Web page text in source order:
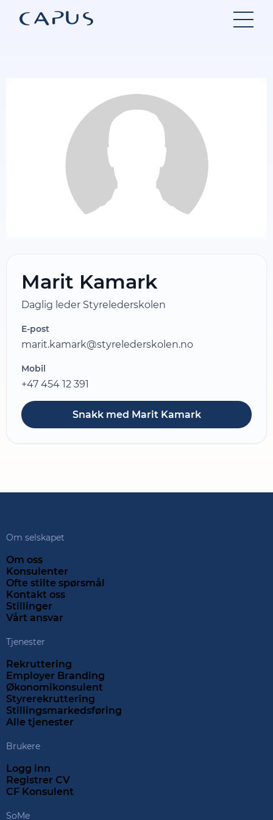
innhold
Marit Kamark
Daglig leder Styrelederskolen
E-post
marit.kamark@styrelederskolen.no
Mobil
+47 454 12 391
Snakk med Marit Kamark
Om selskapet
Om oss
Konsulenter
Ofte stilte spørsmål
Kontakt oss
Stillinger
Vårt ansvar
Tjenester
Rekruttering
Employer Branding
Økonomikonsulent
Styrerekruttering
Stillingsmarkedsføring
Alle tjenester
Brukere
Logg inn
Registrer CV
CF Konsulent
SoMe